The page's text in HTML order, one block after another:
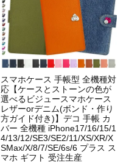
スマホケース 手帳型 全機種対
応【ケースとストーンの色が
選べるビジュースマホケース
レザーorデニム(ボンド・作り
方ガイド付き)】デコ 手帳 カ
バー 全機種 iPhone17/16/15/1
4/13/12/SE3/SE2/11/XS/XR/X
SMax/X/8/7/SE/6s/6 プラス ス
マホ ギフト 受注生産